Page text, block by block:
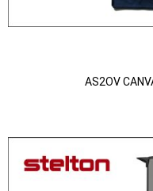
AS2OV